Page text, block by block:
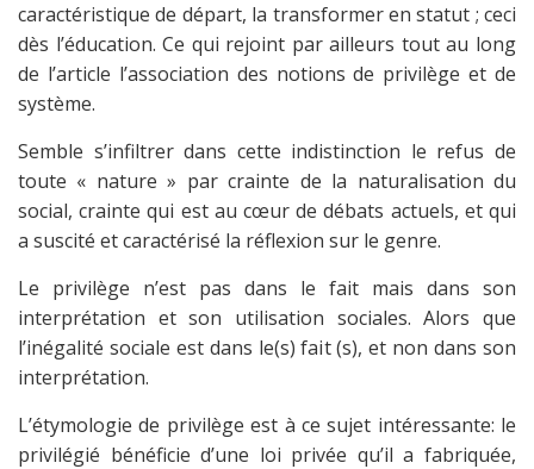
caractéristique de départ, la transformer en statut ; ceci
dès l’éducation. Ce qui rejoint par ailleurs tout au long
de l’article l’association des notions de privilège et de
système.
Semble s’infiltrer dans cette indistinction le refus de
toute « nature » par crainte de la naturalisation du
social, crainte qui est au cœur de débats actuels, et qui
a suscité et caractérisé la réflexion sur le genre.
Le privilège n’est pas dans le fait mais dans son
interprétation et son utilisation sociales. Alors que
l’inégalité sociale est dans le(s) fait (s), et non dans son
interprétation.
L’étymologie de privilège est à ce sujet intéressante: le
privilégié bénéficie d’une loi privée qu’il a fabriquée,